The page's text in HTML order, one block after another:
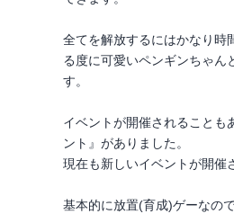
全てを解放するにはかなり時
る度に可愛いペンギンちゃん
す。
イベントが開催されることも
ント』がありました。
現在も新しいイベントが開催
基本的に放置(育成)ゲーなの